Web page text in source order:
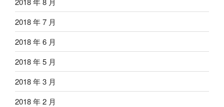
2018 年 7 月
2018 年 6 月
2018 年 5 月
2018 年 3 月
2018 年 2 月